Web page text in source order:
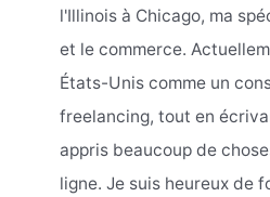
l'Illinois à Chicago, ma
et le commerce.
États-Unis comme un
freelancing, tout en
appris beaucoup de
ligne. Je suis heureux de